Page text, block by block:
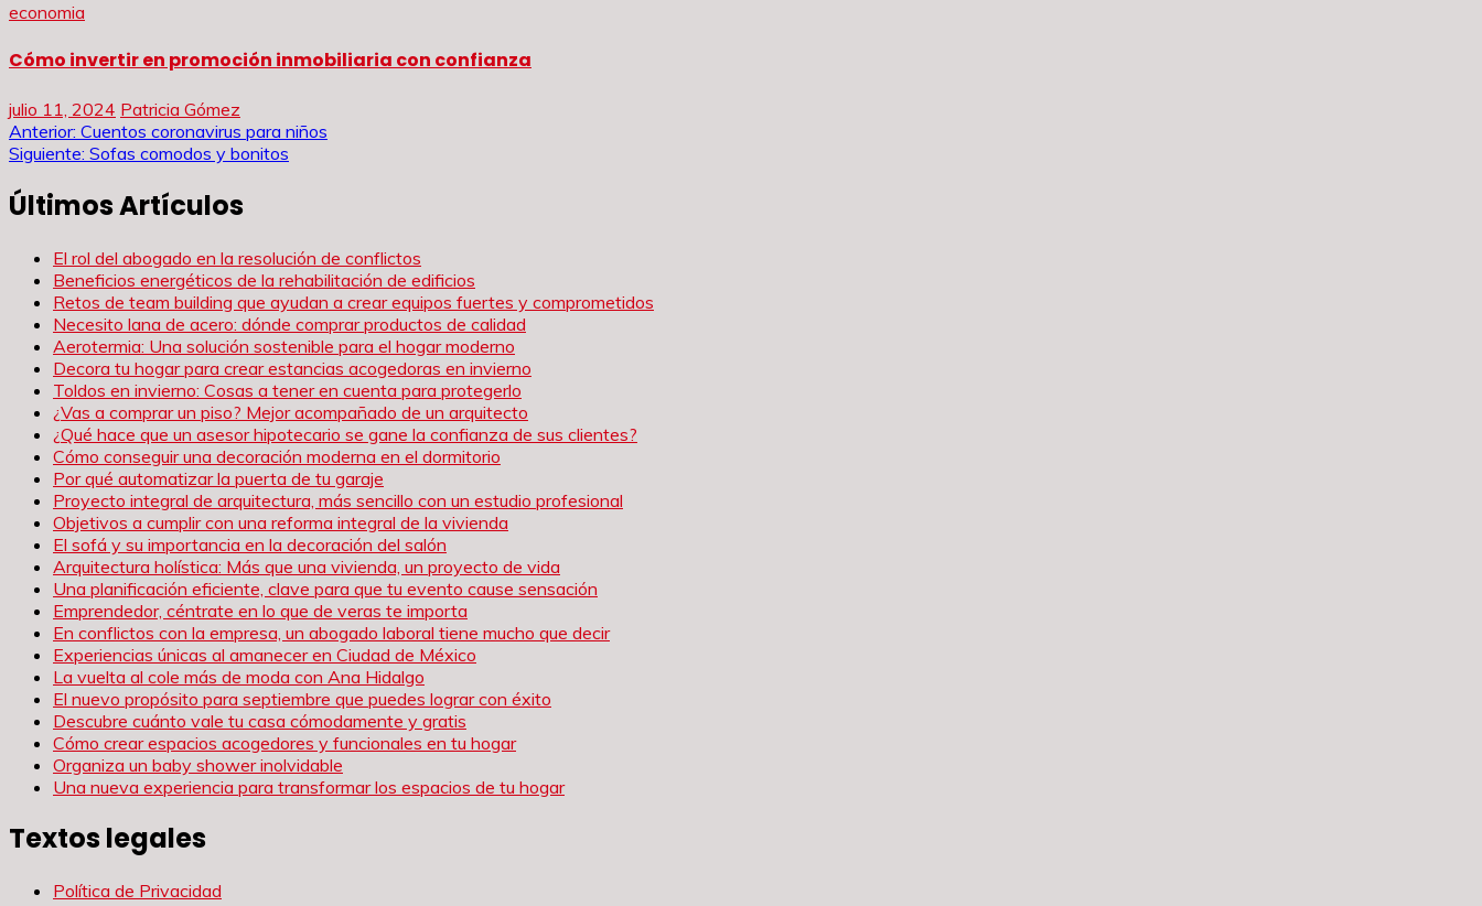
economia
Cómo invertir en promoción inmobiliaria con confianza
julio 11, 2024 Patricia Gómez
Navegación
entradas
Anterior: Cuentos coronavirus para niños
Siguiente: Sofas comodos y bonitos
Últimos Artículos
El rol del abogado en la resolución de conflictos
Beneficios energéticos de la rehabilitación de edificios
Retos de team building que ayudan a crear equipos fuertes y comprometidos
Necesito lana de acero: dónde comprar productos de calidad
Aerotermia: Una solución sostenible para el hogar moderno
Decora tu hogar para crear estancias acogedoras en invierno
Toldos en invierno: Cosas a tener en cuenta para protegerlo
¿Vas a comprar un piso? Mejor acompañado de un arquitecto
¿Qué hace que un asesor hipotecario se gane la confianza de sus clientes?
Cómo conseguir una decoración moderna en el dormitorio
Por qué automatizar la puerta de tu garaje
Proyecto integral de arquitectura, más sencillo con un estudio profesional
Objetivos a cumplir con una reforma integral de la vivienda
El sofá y su importancia en la decoración del salón
Arquitectura holística: Más que una vivienda, un proyecto de vida
Una planificación eficiente, clave para que tu evento cause sensación
Emprendedor, céntrate en lo que de veras te importa
En conflictos con la empresa, un abogado laboral tiene mucho que decir
Experiencias únicas al amanecer en Ciudad de México
La vuelta al cole más de moda con Ana Hidalgo
El nuevo propósito para septiembre que puedes lograr con éxito
Descubre cuánto vale tu casa cómodamente y gratis
Cómo crear espacios acogedores y funcionales en tu hogar
Organiza un baby shower inolvidable
Una nueva experiencia para transformar los espacios de tu hogar
Textos legales
Política de Privacidad